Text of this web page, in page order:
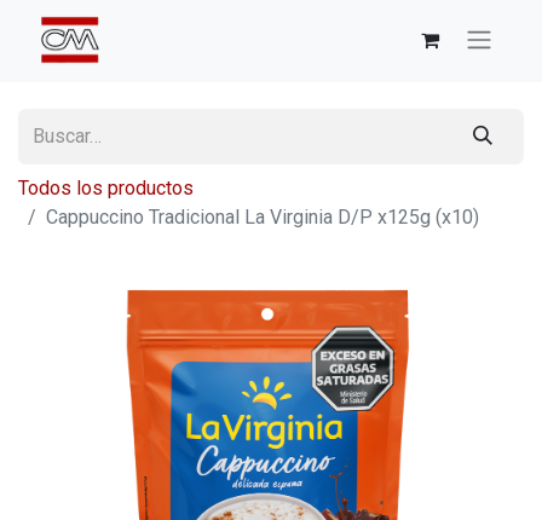
Todos los productos
Cappuccino Tradicional La Virginia D/P x125g (x10)